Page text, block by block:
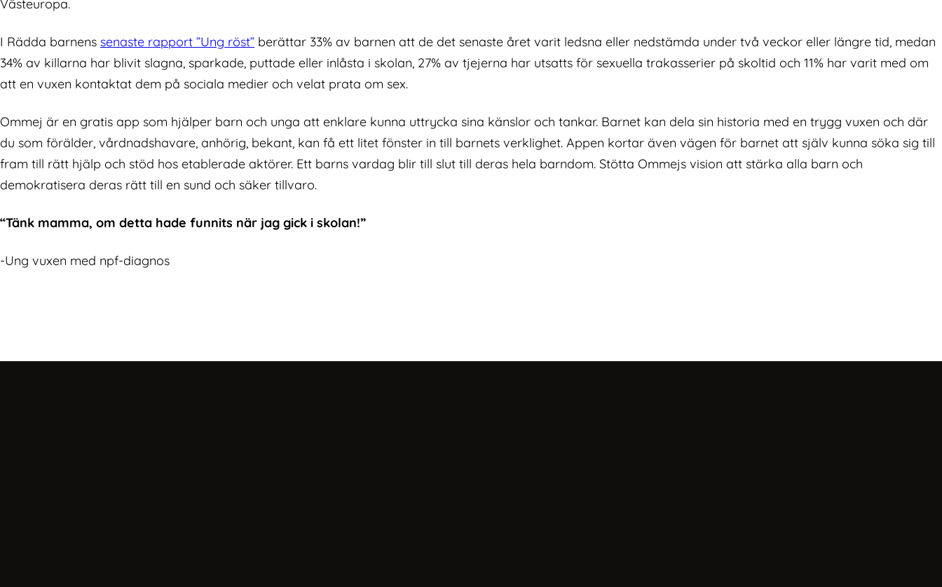
Västeuropa.
I Rädda barnens senaste rapport ”Ung röst” berättar 33% av barnen att de det senaste året varit ledsna eller nedstämda under två veckor eller längre tid, medan
34% av killarna har blivit slagna, sparkade, puttade eller inlåsta i skolan, 27% av tjejerna har utsatts för sexuella trakasserier på skoltid och 11% har varit med om
att en vuxen kontaktat dem på sociala medier och velat prata om sex.
Ommej är en gratis app som hjälper barn och unga att enklare kunna uttrycka sina känslor och tankar. Barnet kan dela sin historia med en trygg vuxen och där
du som förälder, vårdnadshavare, anhörig, bekant, kan få ett litet fönster in till barnets verklighet. Appen kortar även vägen för barnet att själv kunna söka sig till
fram till rätt hjälp och stöd hos etablerade aktörer. Ett barns vardag blir till slut till deras hela barndom. Stötta Ommejs vision att stärka alla barn och
demokratisera deras rätt till en sund och säker tillvaro.
“Tänk mamma, om detta hade funnits när jag gick i skolan!”
-Ung vuxen med npf-diagnos